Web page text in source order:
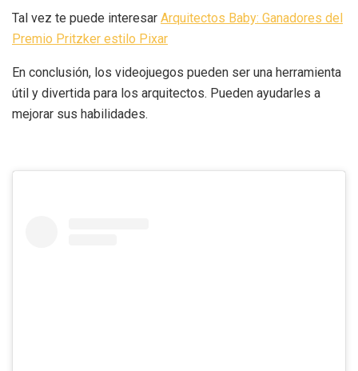
Tal vez te puede interesar Arquitectos Baby: Ganadores del
Premio Pritzker estilo Pixar
En conclusión, los videojuegos pueden ser una herramienta
útil y divertida para los arquitectos. Pueden ayudarles a
mejorar sus habilidades.